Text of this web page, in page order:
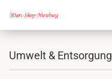
Umwelt & Entsorgung